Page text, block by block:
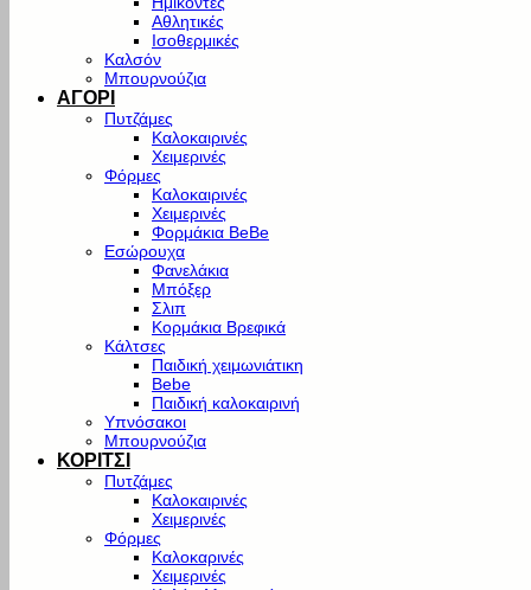
Αθλητικές
Ισοθερμικές
Καλσόν
Μπουρνούζια
ΑΓΟΡΙ
Πυτζάμες
Καλοκαιρινές
Χειμερινές
Φόρμες
Καλοκαιρινές
Χειμερινές
Φορμάκια BeBe
Εσώρουχα
Φανελάκια
Μπόξερ
Σλιπ
Κορμάκια Βρεφικά
Κάλτσες
Παιδική χειμωνιάτικη
Bebe
Παιδική καλοκαιρινή
Υπνόσακοι
Μπουρνούζια
ΚΟΡΙΤΣΙ
Πυτζάμες
Καλοκαιρινές
Χειμερινές
Φόρμες
Καλοκαρινές
Χειμερινές